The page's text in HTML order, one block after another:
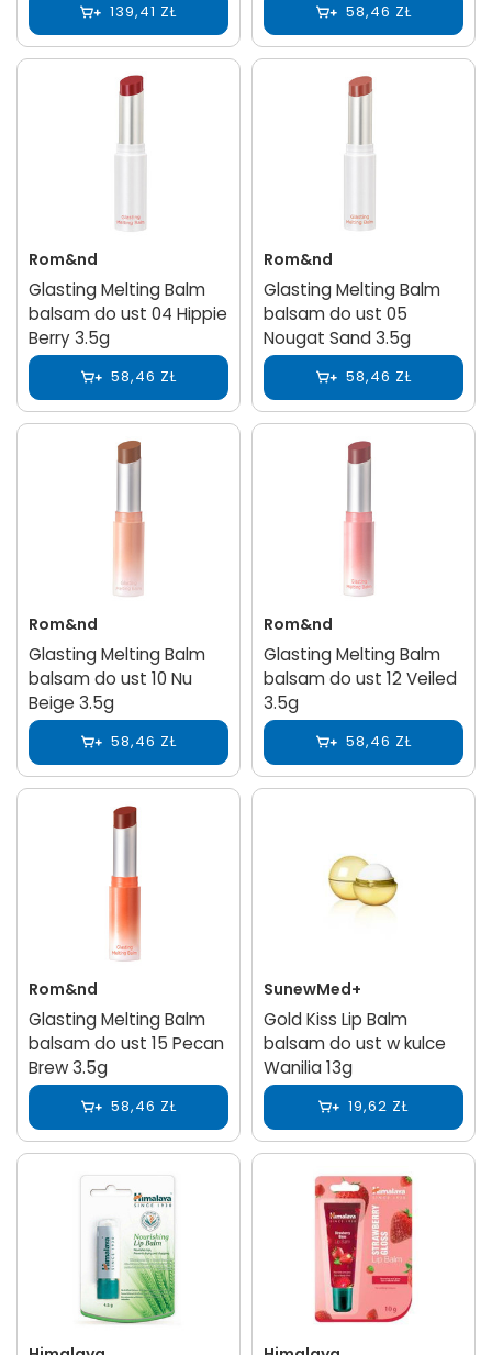
139,41 ZŁ 58,46 ZŁ
Rom&nd
Glasting Melting Balm
balsam do ust 04 Hippie
Berry 3.5g
58,46 ZŁ
Rom&nd
Glasting Melting Balm
balsam do ust 05
Nougat Sand 3.5g
58,46 ZŁ
Rom&nd
Glasting Melting Balm
balsam do ust 10 Nu
Beige 3.5g
58,46 ZŁ
Rom&nd
Glasting Melting Balm
balsam do ust 12 Veiled
3.5g
58,46 ZŁ
Rom&nd
Glasting Melting Balm
balsam do ust 15 Pecan
Brew 3.5g
58,46 ZŁ
SunewMed+
Gold Kiss Lip Balm
balsam do ust w kulce
Wanilia 13g
19,62 ZŁ